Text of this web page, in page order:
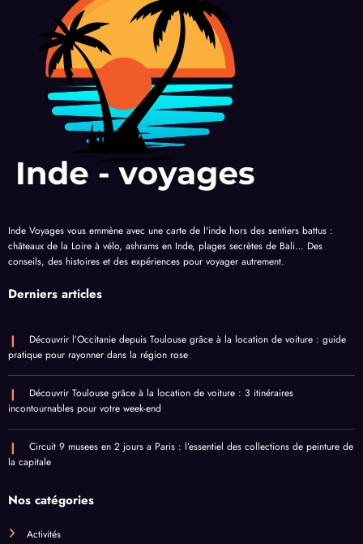
Inde Voyages vous emmène avec une carte de l'inde hors des sentiers battus :
châteaux de la Loire à vélo, ashrams en Inde, plages secrètes de Bali… Des
conseils, des histoires et des expériences pour voyager autrement.
Derniers articles
Découvrir l’Occitanie depuis Toulouse grâce à la location de voiture : guide
pratique pour rayonner dans la région rose
Découvrir Toulouse grâce à la location de voiture : 3 itinéraires
incontournables pour votre week-end
Circuit 9 musees en 2 jours a Paris : l’essentiel des collections de peinture de
la capitale
Nos catégories
Activités